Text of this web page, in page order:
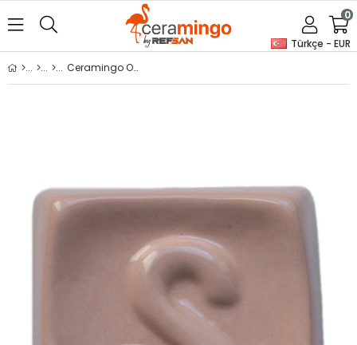
Türkçe - EUR
0
Ceramingo Opak Seramik Sırı - GCO593 Gold Brown